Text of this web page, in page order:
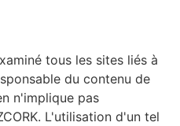
tous les sites liés à
du contenu de
n'implique pas
L'utilisation d'un tel